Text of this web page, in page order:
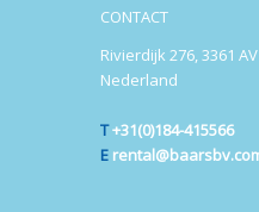
CONTACT
Rivierdijk 276, 3361
Nederland
T+31(0)184-415566
E